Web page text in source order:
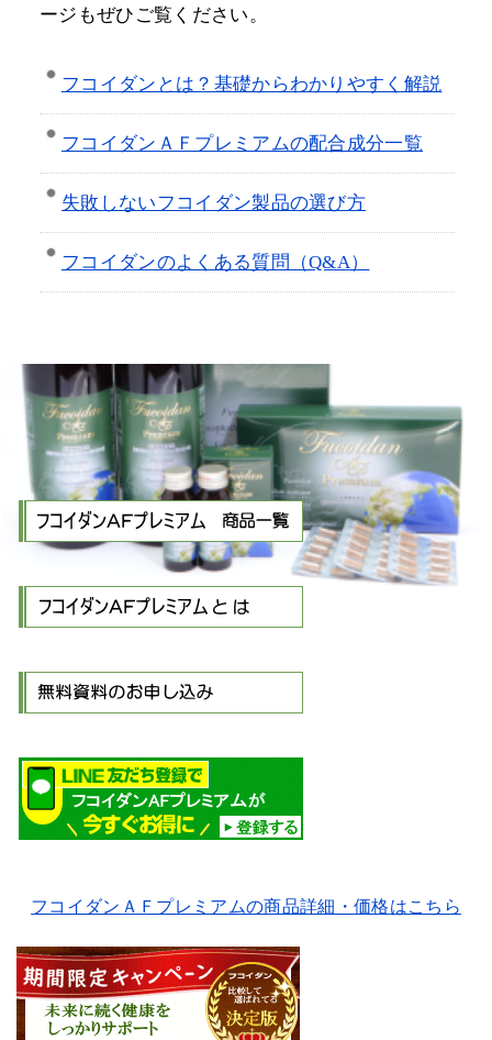
ージもぜひご覧ください。
フコイダンとは？基礎からわかりやすく解説
フコイダンＡＦプレミアムの配合成分一覧
失敗しないフコイダン製品の選び方
フコイダンのよくある質問（Q&A）
フコイダンＡＦプレミアムの商品詳細・価格はこちら